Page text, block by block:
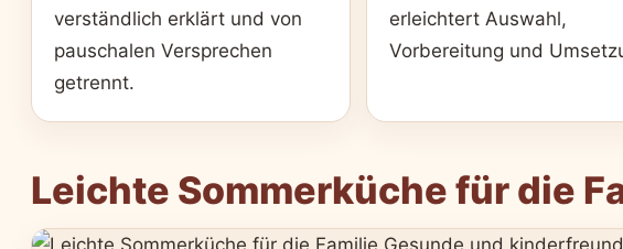
verständlich erklärt und von
pauschalen Versprechen
getrennt.
erleichtert Auswahl,
Vorbereitung und
Leichte Sommerküche für die